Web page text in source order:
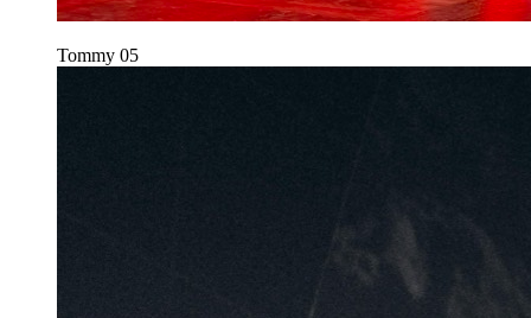
Tommy 05